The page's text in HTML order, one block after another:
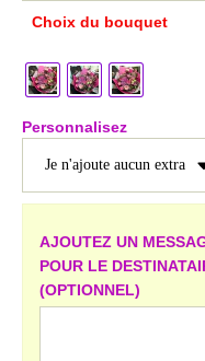
Choix du bouquet
Personnalisez
AJOUTEZ UN
POUR LE
(OPTIONNEL)